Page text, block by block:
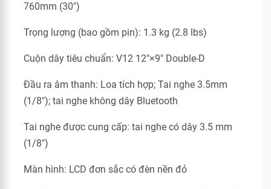
760mm (30")
Trọng lượng (bao gồm pin): 1.3 kg (2.8 lbs)
Cuộn dây tiêu chuẩn: V12 12″×9″ Double-D
Đầu ra âm thanh: Loa tích hợp; Tai nghe 3.5mm
(1/8"); tai nghe không dây Bluetooth
Tai nghe được cung cấp: tai nghe có dây 3.5 mm
(1/8″)
Màn hình: LCD đơn sắc có đèn nền đỏ